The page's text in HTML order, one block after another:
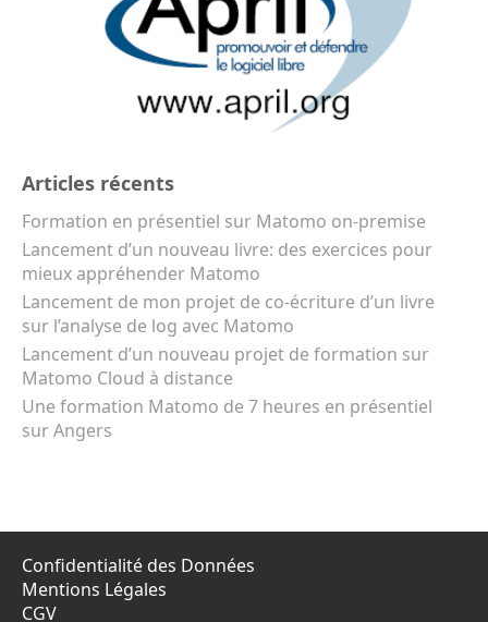
Articles récents
Formation en présentiel sur Matomo on-premise
Lancement d’un nouveau livre: des exercices pour
mieux appréhender Matomo
Lancement de mon projet de co-écriture d’un livre
sur l’analyse de log avec Matomo
Lancement d’un nouveau projet de formation sur
Matomo Cloud à distance
Une formation Matomo de 7 heures en présentiel
sur Angers
Confidentialité des Données
Mentions Légales
CGV